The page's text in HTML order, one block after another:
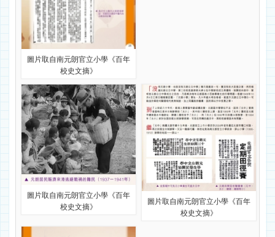
圖片取自南元朗官立小學《百年
校史文摘》
圖片取自南元朗官立小學《百年
校史文摘》
圖片取自南元朗官立小學《百年
校史文摘》